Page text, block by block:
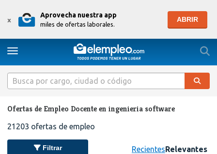
x
Aprovecha nuestra app
miles de ofertas laborales.
ABRIR
Toggle navigation
Ofertas de Empleo Docente en ingenieria software
21203 ofertas de empleo
Filtrar RecientesRelevantes